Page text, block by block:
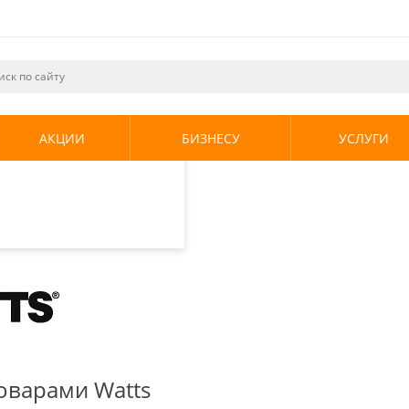
и
использования.
.
АКЦИИ БИЗНЕСУ УСЛУГИ
Watts